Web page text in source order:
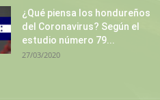
¿Qué piensa los hondureños
del Coronavirus? Según el
estudio número 79...
27/03/2020